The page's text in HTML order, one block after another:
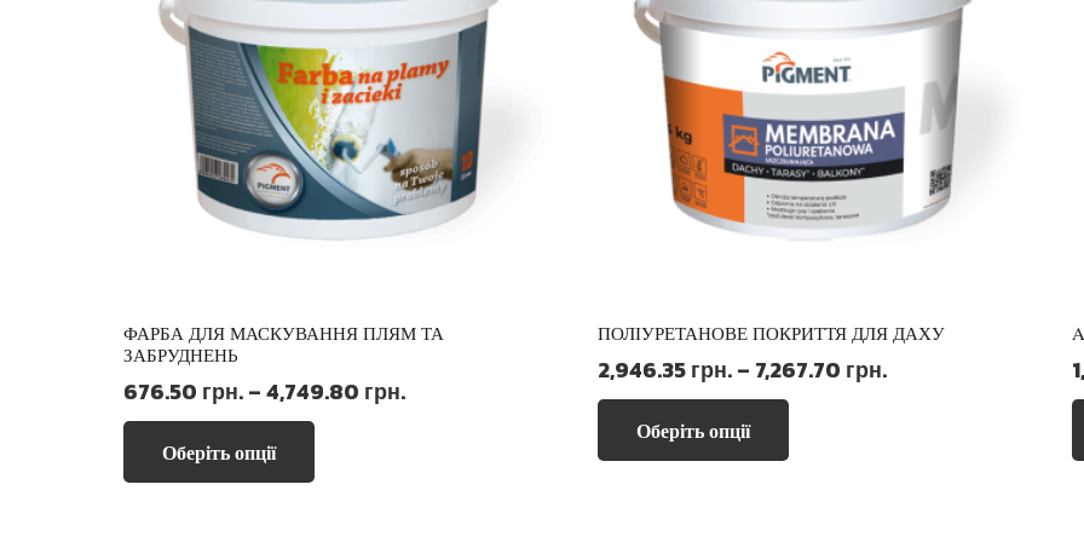
ФАРБА ДЛЯ МАСКУВАННЯ ПЛЯМ ТА
ЗАБРУДНЕНЬ
676.50 грн.–4,749.80 грн.Діапазон
Оберіть опції
ПОЛІУРЕТАНОВЕ ПОКРИТТЯ ДЛЯ ДАХУ
2,946.35грн.– 7,267.70 грн.Діапазон
Оберіть опції